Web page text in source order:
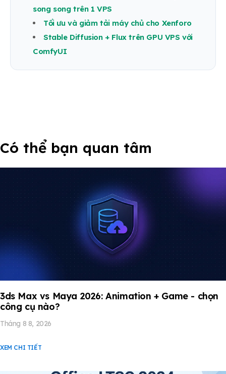
song song trên 1 VPS
Tối ưu và giảm tải máy chủ cho Xenforo
Stable Diffusion + Flux trên GPU VPS với
ComfyUI
Có thể bạn quan tâm
3ds Max vs Maya 2026: Animation + Game - chọn
công cụ nào?
Tháng 8 8, 2026
XEM CHI TIẾT